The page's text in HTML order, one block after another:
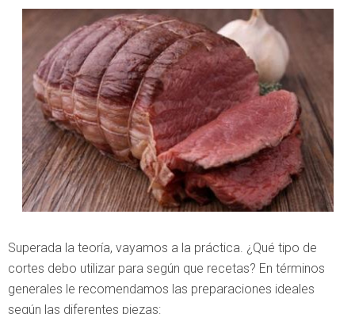
Superada la teoría, vayamos a la práctica. ¿Qué tipo de
cortes debo utilizar para según que recetas? En términos
generales le recomendamos las preparaciones ideales
según las diferentes piezas: